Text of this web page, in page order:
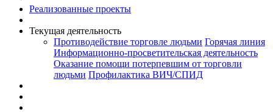
Реализованные проекты
Текущая деятельность
Противодействие торговле людьми Горячая линия
Информационно-просветительская деятельность
Оказание помощи потерпевшим от торговли
людьми Профилактика ВИЧ/СПИД